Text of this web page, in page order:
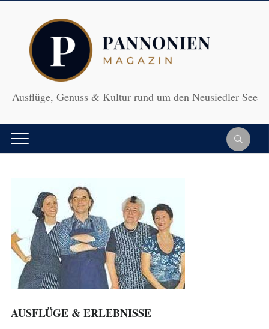
Ausflüge, Genuss & Kultur rund um den Neusiedler See
AUSFLÜGE & ERLEBNISSE